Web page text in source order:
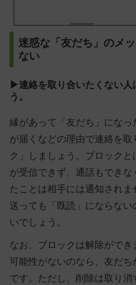
迷惑な「友だち」のメ
ない
▶連絡を取り合いたくない人
う。
縁があって「友だち」にな
が届くなどの理由で連絡を
ク」しましょう。ブロック
が受信できず、通話もでき
たことは相手には通知され
送っても「既読」にならな
いでしょう。
なお、ブロックは解除がで
可能性がないのなら、友だ
です。ただし、削除は取り